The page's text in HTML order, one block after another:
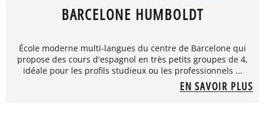
BARCELONE HUMBOLDT
École moderne multi-langues du centre de Barcelone qui
propose des cours d'espagnol en très petits groupes de 4,
idéale pour les profils studieux ou les professionnels ...
EN SAVOIR PLUS